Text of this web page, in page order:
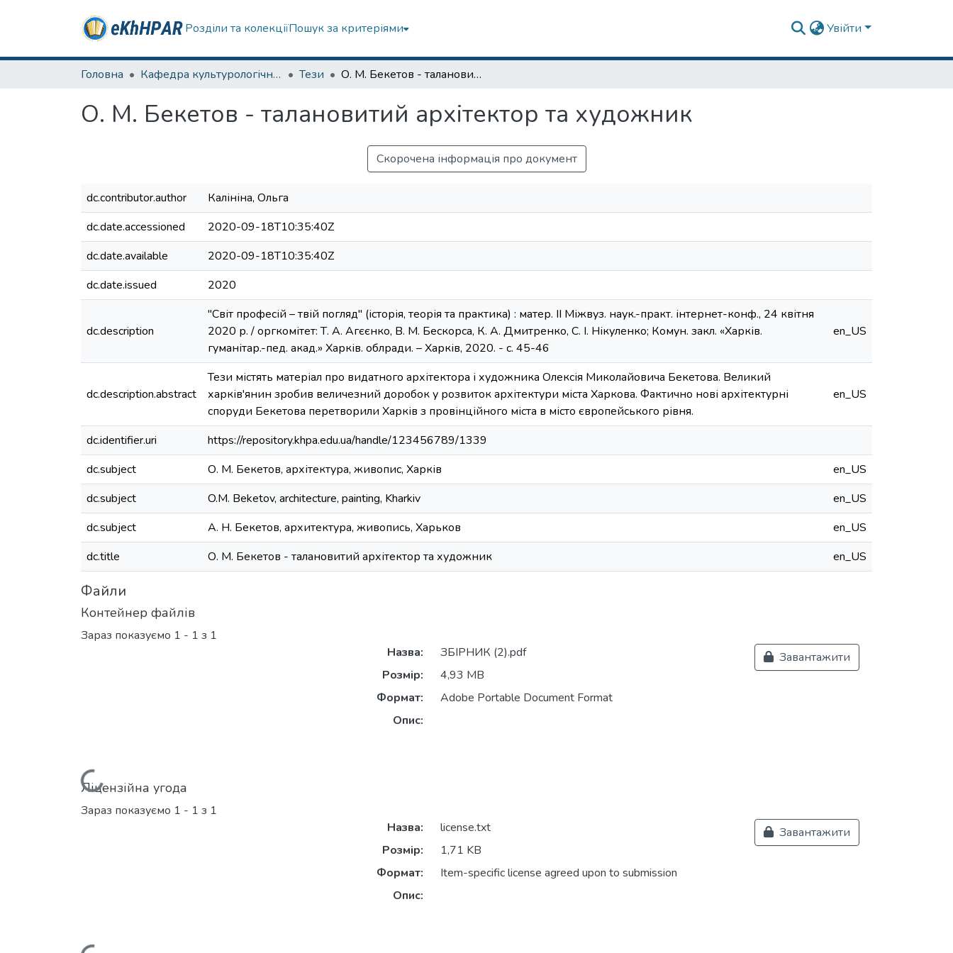
Розділи та колекціїПошук за критеріями Увійти
Головна Кафедра культурологічних дисциплін та образотворчого мистецтва Тези О. М. Бекетов - талановитий архітектор та художник
О. М. Бекетов - талановитий архітектор та художник
Скорочена інформація про документ
dc.contributor.author
Калініна, Ольга
dc.date.accessioned
2020-09-18T10:35:40Z
dc.date.available
2020-09-18T10:35:40Z
dc.date.issued
2020
dc.description
"Світ професій – твій погляд" (історія, теорія та практика) : матер. ІІ Міжвуз. наук.-практ. інтернет-конф., 24 квітня
2020 р. / оргкомітет: Т. А. Агєєнко, В. М. Бескорса, К. А. Дмитренко, С. І. Нікуленко; Комун. закл. «Харків.
гуманітар.-пед. акад.» Харків. облради. – Харків, 2020. - с. 45-46
en_US
dc.description.abstract
Тези містять матеріал про видатного архітектора і художника Олексія Миколайовича Бекетова. Великий
харків'янин зробив величезний доробок у розвиток архітектури міста Харкова. Фактично нові архітектурні
споруди Бекетова перетворили Харків з провінційного міста в місто європейського рівня.
en_US
dc.identifier.uri
https://repository.khpa.edu.ua/handle/123456789/1339
dc.subject
О. М. Бекетов, архітектура, живопис, Харків
en_US
dc.subject
O.M. Beketov, architecture, painting, Kharkiv
en_US
dc.subject
А. Н. Бекетов, архитектура, живопись, Харьков
en_US
dc.title
О. М. Бекетов - талановитий архітектор та художник en_US
Файли
Контейнер файлів
Зараз показуємо 1 - 1 з 1
Вантажиться...
Назва:
ЗБІРНИК (2).pdf
Розмір:
4,93 MB
Формат:
Adobe Portable Document Format
Опис:
Завантажити
Ліцензійна угода
Зараз показуємо 1 - 1 з 1
Назва:
license.txt
Розмір:
1,71 KB
Формат:
Item-specific license agreed upon to submission
Опис:
Завантажити